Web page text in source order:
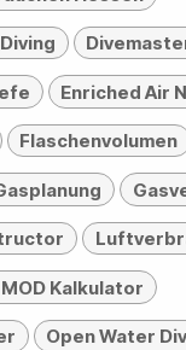
Enriched Air
Flaschenvolumen
Kalkulator
Open Water